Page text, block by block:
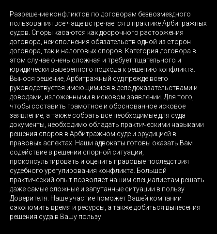
Разрешение конфликтов по договорам безвозмездного
пользования все чаще встречается в практике Арбитражных
судов. Споры касаются как досрочного расторжения
договора, неисполнения обязательств одной из сторон
договора, так и налоговых споров. Категория договора в
этом случае очень сложная и требует тщательного и
юридически выверенного подхода к решению конфликта.
Вынося решение, Арбитражный суд прежде всего
руководствуется имеющимися в деле доказательствами и
доводами, изложенными в исковом заявлении. Для того,
чтобы составить грамотное и обоснованное исковое
заявление, а также собрать все необходимые для суда
документы, необходимо обладать практическими навыками
решения споров в Арбитражном суде и эрудицией в
правовых аспектах. Наши адвокаты готовы оказать Вам
содействие в решении спорной ситуации,
проконсультировать и оценить правовые последствия
судебного урегулирования конфликта. Большой
практический опыт позволяет нашим специалистам решать
даже самые сложные и запутанные ситуации в пользу
Доверителя. Наше участие поможет Вашей компании
сэкономить время и ресурсы, а также добиться вынесения
решения суда в Вашу пользу.